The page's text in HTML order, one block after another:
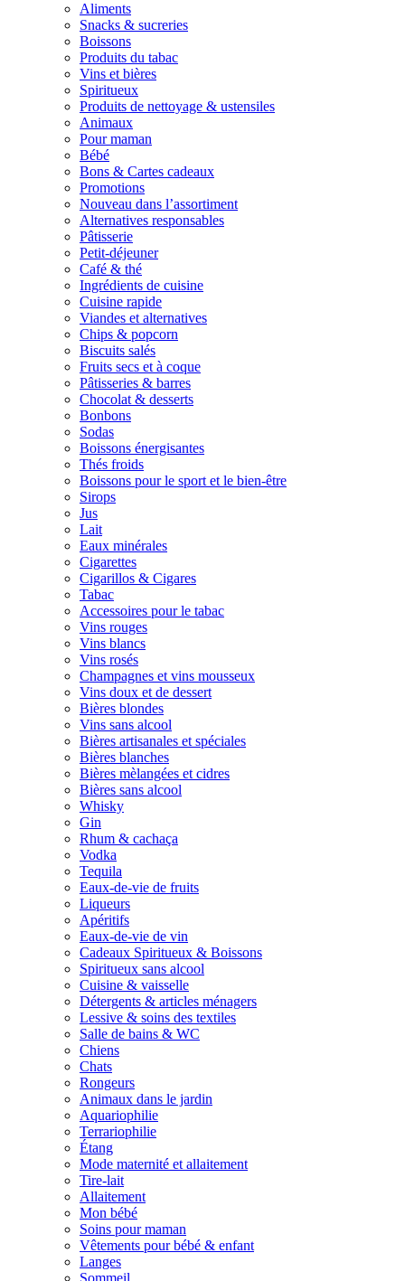
Aliments
Snacks & sucreries
Boissons
Produits du tabac
Vins et bières
Spiritueux
Produits de nettoyage & ustensiles
Animaux
Pour maman
Bébé
Bons & Cartes cadeaux
Promotions
Nouveau dans l’assortiment
Alternatives responsables
Pâtisserie
Petit-déjeuner
Café & thé
Ingrédients de cuisine
Cuisine rapide
Viandes et alternatives
Chips & popcorn
Biscuits salés
Fruits secs et à coque
Pâtisseries & barres
Chocolat & desserts
Bonbons
Sodas
Boissons énergisantes
Thés froids
Boissons pour le sport et le bien-être
Sirops
Jus
Lait
Eaux minérales
Cigarettes
Cigarillos & Cigares
Tabac
Accessoires pour le tabac
Vins rouges
Vins blancs
Vins rosés
Champagnes et vins mousseux
Vins doux et de dessert
Bières blondes
Vins sans alcool
Bières artisanales et spéciales
Bières blanches
Bières mèlangées et cidres
Bières sans alcool
Whisky
Gin
Rhum & cachaça
Vodka
Tequila
Eaux-de-vie de fruits
Liqueurs
Apéritifs
Eaux-de-vie de vin
Cadeaux Spiritueux & Boissons
Spiritueux sans alcool
Cuisine & vaisselle
Détergents & articles ménagers
Lessive & soins des textiles
Salle de bains & WC
Chiens
Chats
Rongeurs
Animaux dans le jardin
Aquariophilie
Terrariophilie
Étang
Mode maternité et allaitement
Tire-lait
Allaitement
Mon bébé
Soins pour maman
Vêtements pour bébé & enfant
Langes
Sommeil